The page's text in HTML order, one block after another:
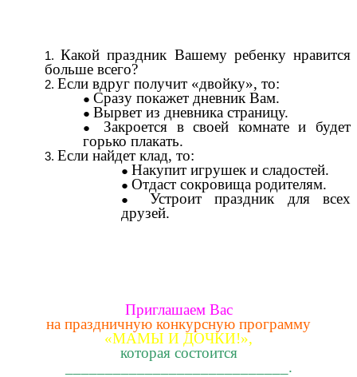
Какой праздник Вашему ребенку нравится
больше всего?
Если вдруг получит «двойку», то:
Сразу покажет дневник Вам.
Вырвет из дневника страницу.
Закроется в своей комнате и будет
горько плакать.
Если найдет клад, то:
Накупит игрушек и сладостей.
Отдаст сокровища родителям.
Устроит праздник для всех
друзей.
Приглашаем Вас
на праздничную конкурсную программу
«МАМЫ И ДОЧКИ!»,
которая состоится
____________________________.